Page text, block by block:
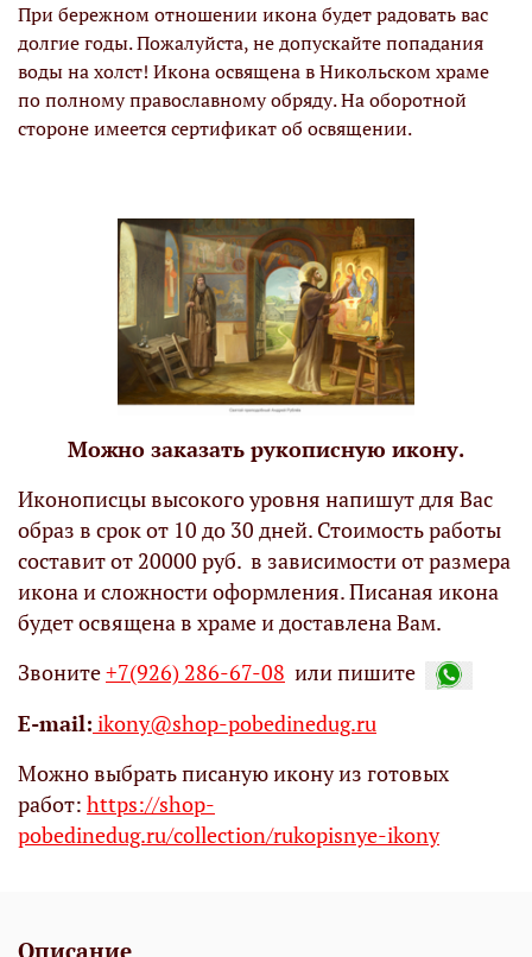
При бережном отношении икона будет радовать вас
долгие годы. Пожалуйста, не допускайте попадания
воды на холст! Икона освящена в Никольском храме
по полному православному обряду. На оборотной
стороне имеется сертификат об освящении.
Можно заказать рукописную икону.
Иконописцы высокого уровня напишут для Вас
образ в срок от 10 до 30 дней. Стоимость работы
составит от 20000 руб. в зависимости от размера
икона и сложности оформления. Писаная икона
будет освящена в храме и доставлена Вам.
Звоните+7(926) 286-67-08 или пишите
Е-mail: ikony@shop-pobedinedug.ru
Можно выбрать писаную икону из готовых
работ: https://shop-
pobedinedug.ru/collection/rukopisnye-ikony
Описание